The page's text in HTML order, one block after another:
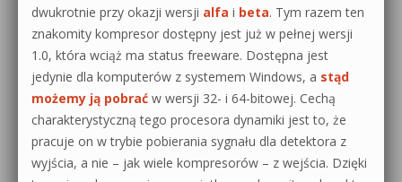
dwukrotnie przy okazji wersji alfa i beta. Tym razem ten
znakomity kompresor dostępny jest już w pełnej wersji
1.0, która wciąż ma status freeware. Dostępna jest
jedynie dla komputerów z systemem Windows, a stąd
możemy ją pobrać w wersji 32- i 64-bitowej. Cechą
charakterystyczną tego procesora dynamiki jest to, że
pracuje on w trybie pobierania sygnału dla detektora z
wyjścia, a nie – jak wiele kompresorów – z wejścia. Dzięki